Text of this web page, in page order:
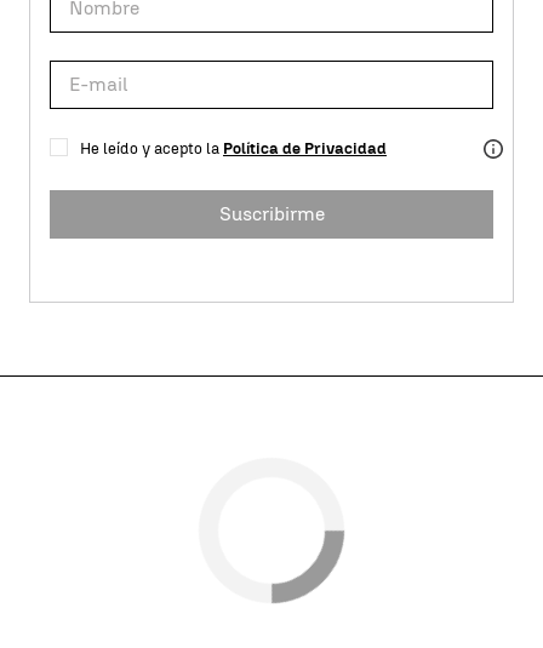
He leído y acepto la Política de Privacidad
Suscribirme